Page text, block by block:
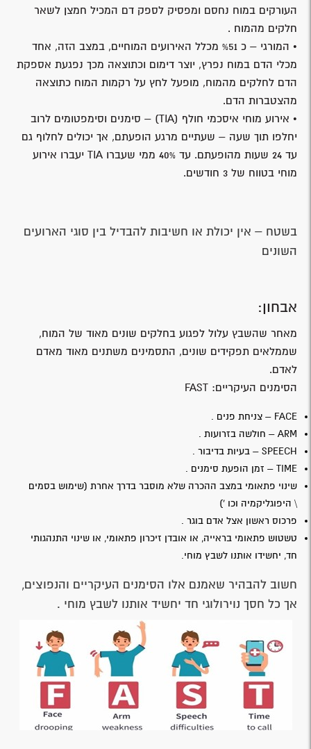
העורקים במוח נחסם ומפסיק לספק דם המכיל חמצן לשאר
חלקים מהמוח .
• המורגי – כ %51 מכלל האירועים המוחיים, במצב הזה, אחד
מכלי הדם במוח נפרץ, יוצר דימום וכתוצאה מכך נפגעת אספקת
הדם לחלקים מהמוח, מופעל לחץ על רקמות המוח כתוצאה
מהצטברות הדם.
• אירוע מוחי איסכמי חולף (TIA) – סימנים וסימפטומים לרוב
יחלפו תוך שעה – שעתיים מרגע הופעתם, אך יכולים לחלוף גם
עד 24 שעות מהופעתם. עד 40% ממי שעברו TIA יעברו אירוע
מוחי בטווח של 3 חודשים.
בשטח – אין יכולת או חשיבות להבדיל בין סוגי הארועים
השונים
אבחון:
מאחר שהשבץ עלול לפגוע בחלקים שונים מאוד של המוח,
שממלאים תפקידים שונים, התסמינים משתנים מאוד מאדם
לאדם.
הסימנים העיקריים: FAST
FACE – צניחת פנים .
ARM – חולשה בזרועות .
SPEECH – בעיות בדיבור .
TIME – זמן הופעת סימנים .
שינוי פתאומי במצב ההכרה שלא מוסבר בדרך אחרת (שימוש בסמים
\ היפוגליקמיה וכו ')
פרכוס ראשון אצל אדם בוגר .
טשטוש פתאומי בראייה, או אובדן זיכרון פתאומי, או שינוי התנהגותי
חד, יחשידו אותנו לשבץ מוחי.
חשוב להבהיר שאמנם אלו הסימנים העיקריים והנפוצים,
אך כל חסך נוירולוגי חד יחשיד אותנו לשבץ מוחי .